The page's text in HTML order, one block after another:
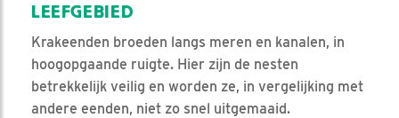
LEEFGEBIED
Krakeenden broeden langs meren en kanalen, in
hoogopgaande ruigte. Hier zijn de nesten
betrekkelijk veilig en worden ze, in vergelijking met
andere eenden, niet zo snel uitgemaaid.